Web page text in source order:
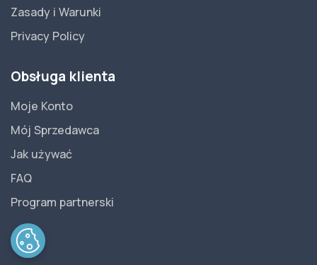
Zasady i Warunki
Privacy Policy
Obsługa klienta
Moje Konto
Mój Sprzedawca
Jak używać
FAQ
Program partnerski